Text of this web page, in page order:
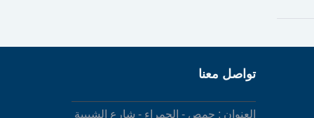
تواصل معنا
العنوان : حمص - الحمراء - شارع الشبيبة